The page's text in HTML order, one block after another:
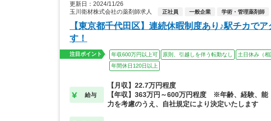
更新日：2024/11/26
玉川衛材株式会社の薬剤師求人
正社員 一般企業 学術・管理薬剤師
【東京都千代田区】連続休暇制度あり♪駅チカで
す！
注目ポイント 年収600万円以上可 原則、引越しを伴う転勤なし 土日休み（相
年間休日120日以上
給与
【月収】22.7万円程度
【年収】363万円～600万円程度 ※年齢、経験、能
力を考慮のうえ、自社規定により決定いたします